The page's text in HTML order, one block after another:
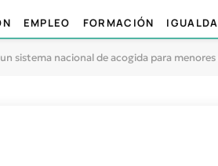
EMPLEO FORMACIÓN
sistema nacional de acogida para